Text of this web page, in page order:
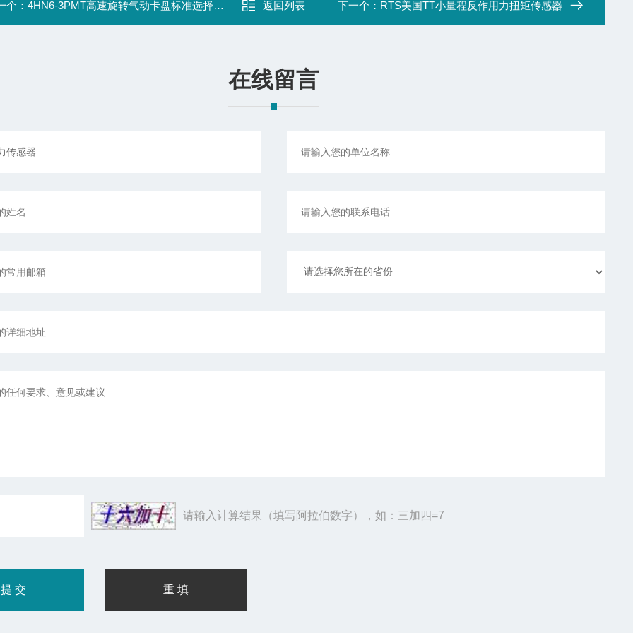
个：4HN6-3PMT高速旋转气动卡盘标准选择型日本 返回列表 下一个： RTS美国TT小量程反作用力扭矩传感器
在线留言
请输入计算结果（填写阿拉伯数字），如：三加四=7